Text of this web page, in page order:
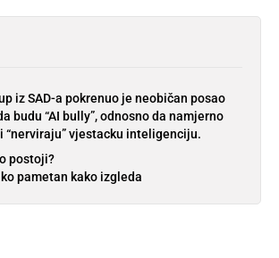
iz SAD-a pokrenuo je neobičan posao
budu “AI bully”, odnosno da namjerno
“nerviraju” vjestacku inteligenciju.
postoji?
pametan kako izgleda